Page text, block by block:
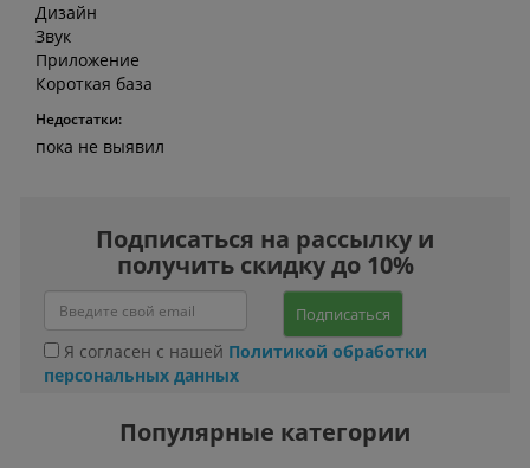
Дизайн
Звук
Приложение
Короткая база
Недостатки:
пока не выявил
Подписаться на рассылку и
получить скидку до 10%
Подписаться
Я согласен с нашей Политикой обработки
персональных данных
Популярные категории